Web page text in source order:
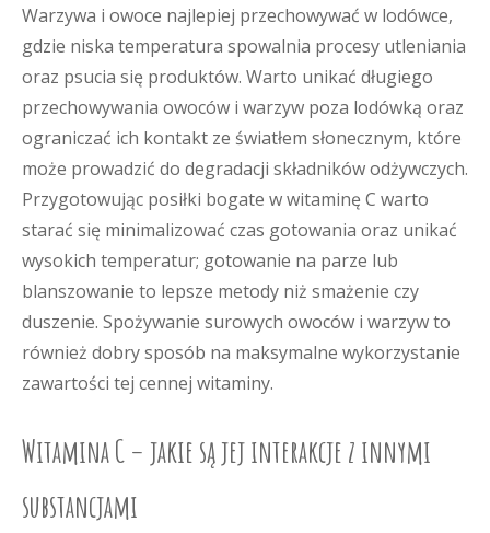
Warzywa i owoce najlepiej przechowywać w lodówce,
gdzie niska temperatura spowalnia procesy utleniania
oraz psucia się produktów. Warto unikać długiego
przechowywania owoców i warzyw poza lodówką oraz
ograniczać ich kontakt ze światłem słonecznym, które
może prowadzić do degradacji składników odżywczych.
Przygotowując posiłki bogate w witaminę C warto
starać się minimalizować czas gotowania oraz unikać
wysokich temperatur; gotowanie na parze lub
blanszowanie to lepsze metody niż smażenie czy
duszenie. Spożywanie surowych owoców i warzyw to
również dobry sposób na maksymalne wykorzystanie
zawartości tej cennej witaminy.
Witamina C – jakie są jej interakcje z innymi
substancjami